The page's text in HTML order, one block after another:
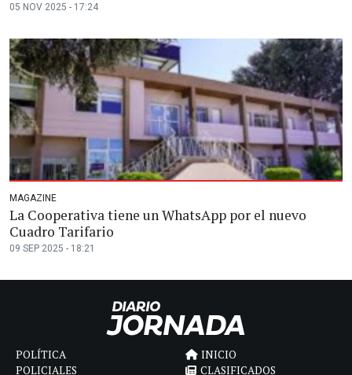
05 NOV 2025 - 17:24
MAGAZINE
La Cooperativa tiene un WhatsApp por el nuevo
Cuadro Tarifario
09 SEP 2025 - 18:21
POLÍTICA
POLICIALES
INICIO
CLASIFICADOS